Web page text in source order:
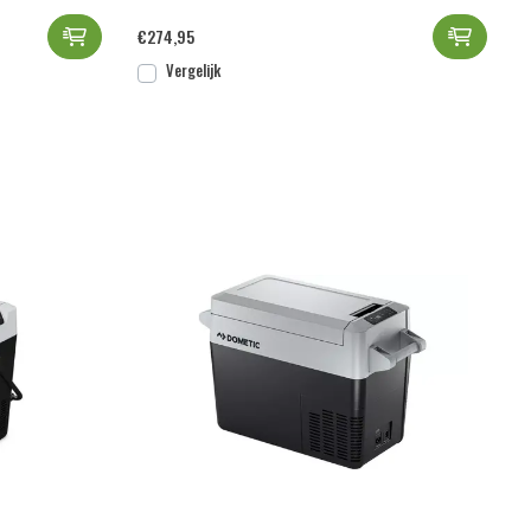
thermo-elektrische koelbox 15 liter toevoegen aan
Dometic TropiCool TCX 21 thermo-elektrische
€274,95
Vergelijk